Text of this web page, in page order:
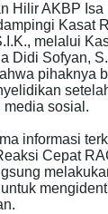
Hilir AKBP Isa
Kasat
melalui
Didi Sofyan,
pihaknya
media sosial.
informasi
Cepat